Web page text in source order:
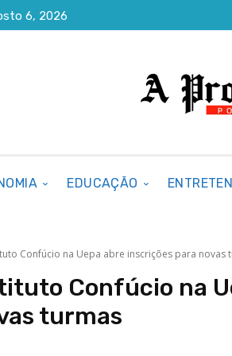
6, 2026
EDUCAÇÃO
Confúcio na Uepa abre inscrições para novas
Confúcio na
turmas